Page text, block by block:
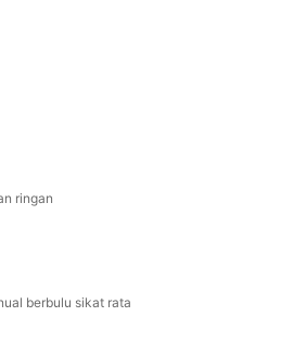
ringan
berbulu sikat rata